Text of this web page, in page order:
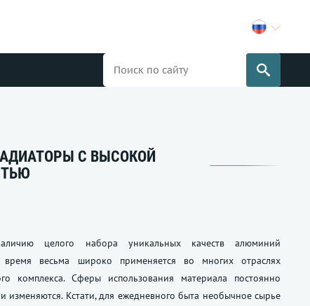
С ВЫСОКОЙ
целого набора уникальных качеств алюминий
время весьма широко применяется во многих отраслях
комплекса. Сферы использования материала постоянно
изменяются. Кстати, для ежедневного быта необычное сырье